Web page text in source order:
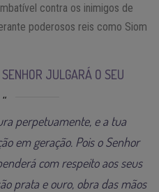
contra os inimigos de
poderosos reis como Siom
JULGARÁ O SEU
perpetuamente, e a tua
em geração. Pois o Senhor
com respeito aos seus
prata e ouro, obra das mãos